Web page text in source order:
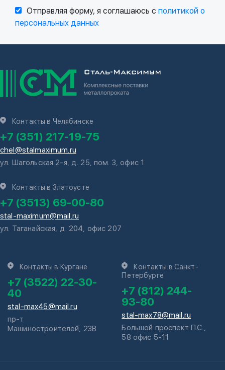
Отправляя форму, я соглашаюсь с политикой о
персональных данных
Контакты в Челябинске
+7 (351) 217-19-75
chel@stalmaximum.ru
ул. Шагольская 2-я, д. 25, пом. 3, офис 1
Контакты в Златоусте
+7 (3513) 69-00-80
stal-maximum@mail.ru
ул. Таганайская, д. 204, офис 207
Контакты в Кургане
+7 (3522) 22-30-
40
stal-max45@mail.ru
пр-т
Машиностроителей, 23В
Контакты в Санкт-
Петербурге
+7 (812) 244-
93-80
stal-max78@mail.ru
Большой проспект П.С.,
58 офис 5-11